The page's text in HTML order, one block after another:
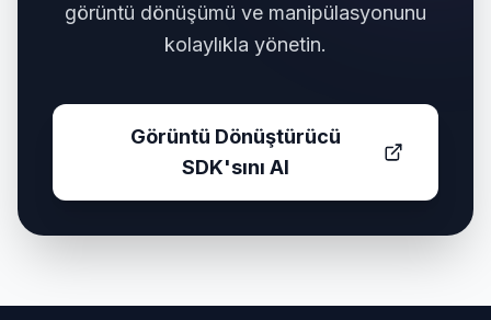
görüntü dönüşümü ve manipülasyonunu
kolaylıkla yönetin.
Görüntü Dönüştürücü
SDK'sını Al